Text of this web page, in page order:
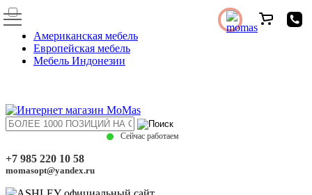
Американская мебель
Европейская мебель
Мебель Индонезии
Сейчас работаем
+7 985 220 10 58
momasopt@yandex.ru